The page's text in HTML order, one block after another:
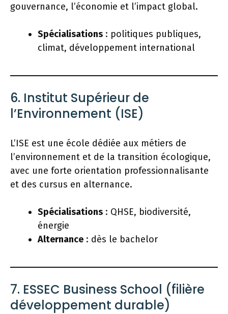
gouvernance, l’économie et l’impact global.
Spécialisations : politiques publiques,
climat, développement international
6. Institut Supérieur de
l’Environnement (ISE)
L’ISE est une école dédiée aux métiers de
l’environnement et de la transition écologique,
avec une forte orientation professionnalisante
et des cursus en alternance.
Spécialisations : QHSE, biodiversité,
énergie
Alternance : dès le bachelor
7. ESSEC Business School (filière
développement durable)